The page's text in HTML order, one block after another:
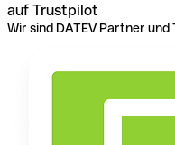
auf Trustpilot
Wir sind DATEV Partner